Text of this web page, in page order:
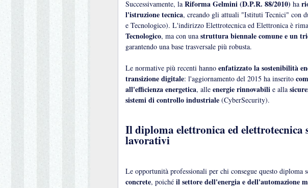
Successivamente, la Riforma Gelmini (D.P.R. 88/2010) ha
l'istruzione tecnica, creando gli attuali "Istituti Tecnici" con
e Tecnologico). L'indirizzo Elettrotecnica ed Elettronica è
Tecnologico, ma con una struttura biennale comune e un
garantendo una base trasversale più robusta.
Le normative più recenti hanno enfatizzato la sostenibilità
transizione digitale: l'aggiornamento del 2015 ha inserito
all'efficienza energetica, alle energie rinnovabili e alla
sistemi di controllo industriale (CyberSecurity).
Il diploma elettronica ed elettrotecnica
lavorativi
Le opportunità professionali per chi consegue questo diploma
concrete, poiché il settore dell'energia e dell'automazione